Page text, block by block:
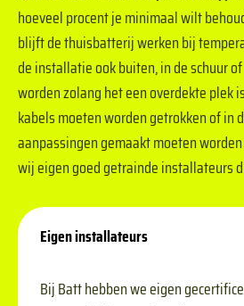
hoeveel procent je minimaal wilt
blijft de thuisbatterij werken bij
de installatie ook buiten, in de schuur
worden zolang het een overdekte plek
kabels moeten worden getrokken of in
aanpassingen gemaakt moeten
wij eigen goed getrainde installateurs
Eigen installateurs
Bij Batt hebben we eigen